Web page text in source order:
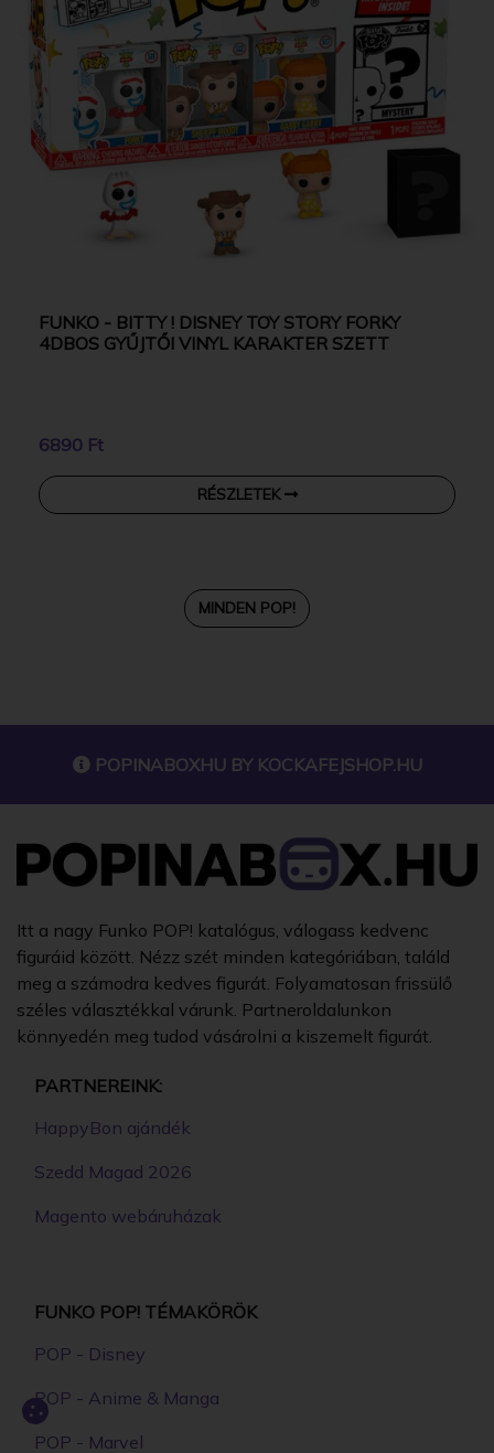
FUNKO - BITTY ! DISNEY TOY STORY FORKY
4DBOS GYŰJTŐI VINYL KARAKTER SZETT
6890 Ft
RÉSZLETEK
MINDEN POP!
POPINABOXHU BY KOCKAFEJSHOP.HU
Itt a nagy Funko POP! katalógus, válogass kedvenc
figuráid között. Nézz szét minden kategóriában, találd
meg a számodra kedves figurát. Folyamatosan frissülő
széles választékkal várunk. Partneroldalunkon
könnyedén meg tudod vásárolni a kiszemelt figurát.
PARTNEREINK:
HappyBon ajándék
Szedd Magad 2026
Magento webáruházak
FUNKO POP! TÉMAKÖRÖK
POP - Disney
POP - Anime & Manga
POP - Marvel